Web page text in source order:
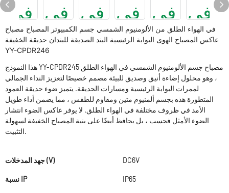
في الهواء الطلق من الألومنيوم الشمسي جسم الكمبيوتر المصباح مصباح
عاكس المصباح الهوى البوابة الرئيسية البند الصديقة للبندان حديقة الخفيفة
YY-CPDR246
هذا النموذج YY-CPDR245 مصباح جسم الألومنيوم الشمسي في الهواء الطلق
، وهو محلول إضاءة أنيق وصديق للبيئة مصمم خصيصًا لتعزيز النداء الجمالي
لممرات البوابة الرئيسية ومسارات الحديقة. يتميز ضوء حديقة العمود
المتطورة هذه بجسم ألمنيوم متين ومقاوم للطقس ، مما يضمن أداء طويل
الأمد في ظروف مختلفة في الهواء الطلق. لا يوفر عاكس الضوء انتشار
الضوء الأمثل فحسب ، بل يحافظ أيضًا على بنية المصباح الخفيفة لسهولة
التثبيت.
جهد المدخلات (V) DC6V
نسبة IP IP65